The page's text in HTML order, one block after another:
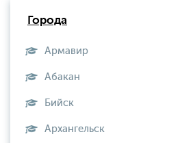
Города
Армавир
Абакан
Бийск
Архангельск